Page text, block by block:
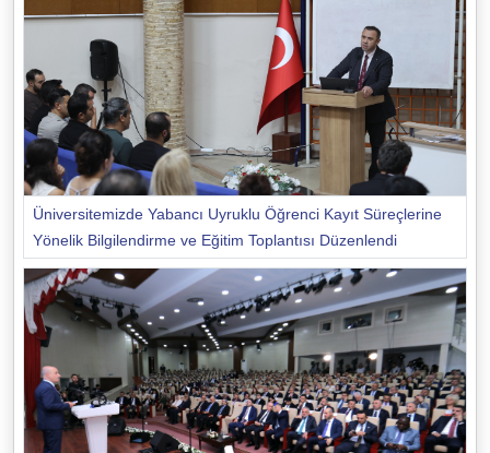
Üniversitemizde Yabancı Uyruklu Öğrenci Kayıt Süreçlerine
Yönelik Bilgilendirme ve Eğitim Toplantısı Düzenlendi